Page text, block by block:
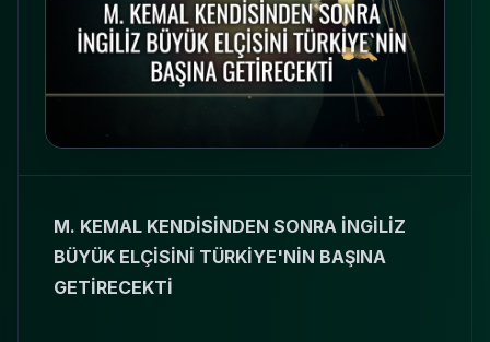
M. KEMAL KENDİSİNDEN SONRA İNGİLİZ
BÜYÜK ELÇİSİNİ TÜRKİYE'NİN BAŞINA
GETİRECEKTİ